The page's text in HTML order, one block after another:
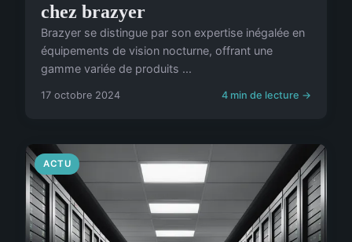
chez brazyer
Brazyer se distingue par son expertise inégalée en
équipements de vision nocturne, offrant une
gamme variée de produits ...
17 octobre 2024 4 min de lecture →
ACTU